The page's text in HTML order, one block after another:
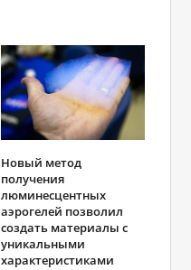
Новый метод
получения
люминесцентных
аэрогелей позволил
создать материалы с
уникальными
характеристиками